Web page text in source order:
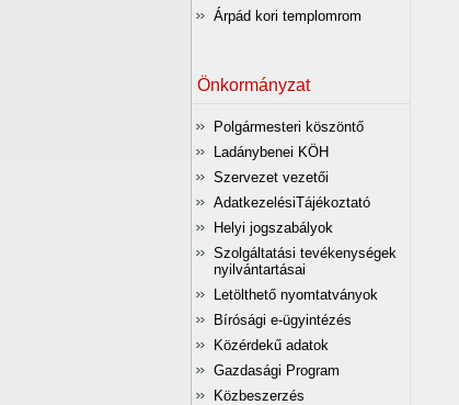
Árpád kori templomrom
Önkormányzat
Polgármesteri köszöntő
Ladánybenei KÖH
Szervezet vezetői
AdatkezelésiTájékoztató
Helyi jogszabályok
Szolgáltatási tevékenységek
nyilvántartásai
Letölthető nyomtatványok
Bírósági e-ügyintézés
Közérdekű adatok
Gazdasági Program
Közbeszerzés